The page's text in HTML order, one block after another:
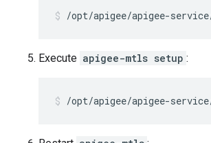
/opt/apigee/apigee-
Execute apigee-mtls setup :
/opt/apigee/apigee-